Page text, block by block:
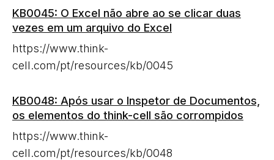
KB0045: O Excel não abre ao se clicar duas
vezes em um arquivo do Excel
https://www.think-
cell.com/pt/resources/kb/0045
KB0048: Após usar o Inspetor de Documentos,
os elementos do think-cell são corrompidos
https://www.think-
cell.com/pt/resources/kb/0048